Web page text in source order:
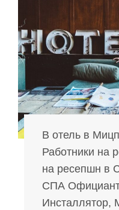
В отель в
Работники на
на ресепшн в
СПА
Инсталлятор,